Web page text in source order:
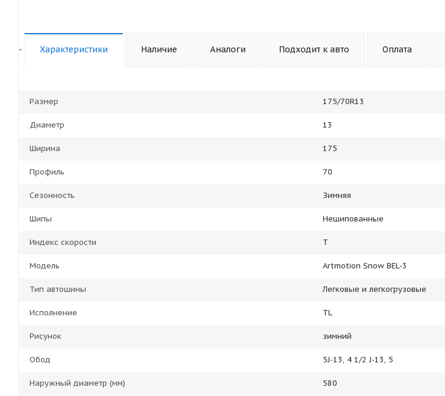
- Характеристики Наличие Аналоги Подходит к авто Оплата
Размер 175/70R13
Диаметр 13
Ширина 175
Профиль 70
Сезонность Зимняя
Шипы Нешипованные
Индекс скорости T
Модель Artmotion Snow BEL-3
Тип автошины Легковые и легкогрузовые
Исполнение TL
Рисунок зимний
Обод 5J-13, 4 1/2 J-13, 5
Наружный диаметр (мм) 580